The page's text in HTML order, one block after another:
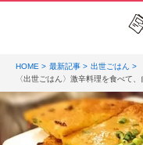
HOME 最新記事
出世ごはん
〈出世ごはん〉激辛料理を食べて